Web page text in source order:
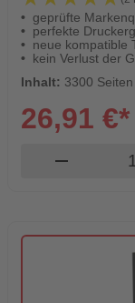
geprüfte
perfekte
neue kompatible
kein Verlust der
Inhalt: 3300
26,91 €*
remove